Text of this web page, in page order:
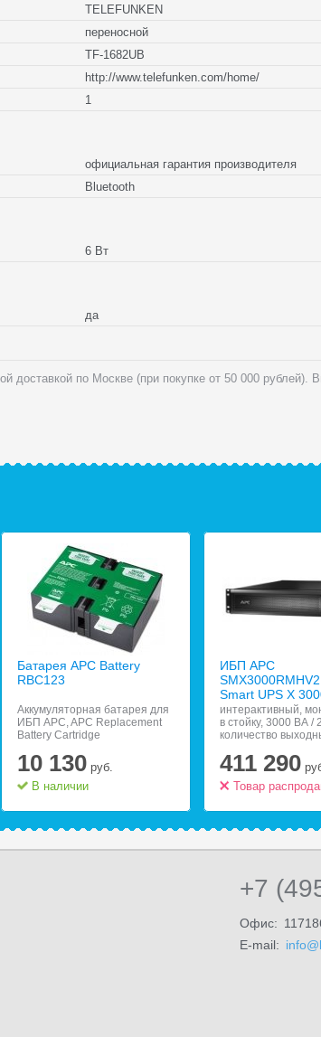
TELEFUNKEN
переносной
TF-1682UB
http://www.telefunken.com/home/
1
официальная гарантия производителя
Bluetooth
6 Вт
да
доставкой по Москве (при покупке от 50 000
Батарея APC Battery
RBC123
Аккумуляторная батарея для
ИБП APC, APC Replacement
Battery Cartridge
10 130 руб.
В наличии
ИБП APC
Smart UPS X
интерактивный,
в стойку, 3000 ВА /
количество
батареи), RS-232,
10/100, защита
линии
411 290
Товар
+7
Офис:
E-mail: